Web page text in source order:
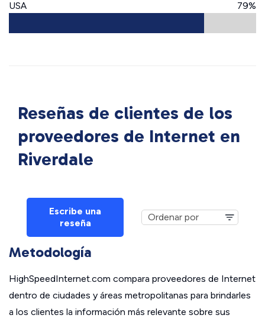
USA 79%
Reseñas de clientes de los
proveedores de Internet en
Riverdale
Escribe una
reseña
Metodología
HighSpeedInternet.com compara proveedores de Internet
dentro de ciudades y áreas metropolitanas para brindarles
a los clientes la información más relevante sobre sus